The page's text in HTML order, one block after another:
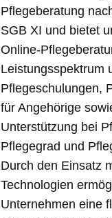
Pflegeberatung
SGB XI und bietet
Online-
Leistungsspektrum
Pflegeschulungen,
für Angehörige
Unterstützung bei
Pflegegrad und
Durch den Einsatz
Technologien
Unternehmen eine